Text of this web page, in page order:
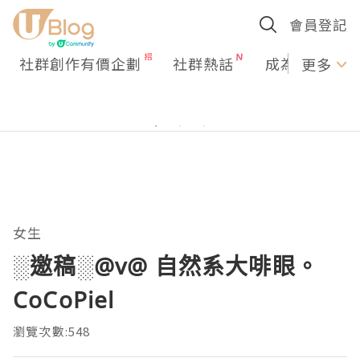
會員登記
社群創作有價企劃 社群熱話 成為U更多
女生
░邀稿░@v@ 自然系大啡眼。
CoCoPiel
瀏覽次數:548